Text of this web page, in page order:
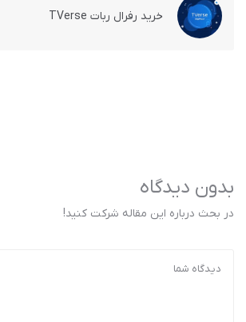
خرید رفرال ربات TVerse
بدون دیدگاه
در بحث درباره این مقاله شرکت کنید!